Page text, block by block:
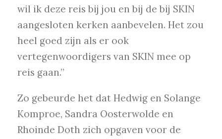
wil ik deze reis bij jou en bij de bij SKIN
aangesloten kerken aanbevelen. Het zou
heel goed zijn als er ook
vertegenwoordigers van SKIN mee op
reis gaan.”
Zo gebeurde het dat Hedwig en Solange
Komproe, Sandra Oosterwolde en
Rhoinde Doth zich opgaven voor de